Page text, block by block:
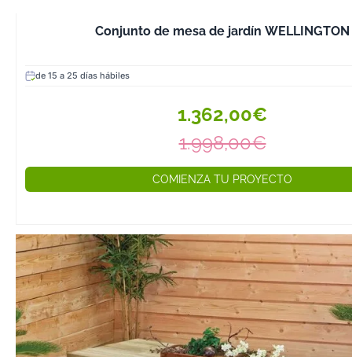
pintarse o
Tipos de
Existen
muebles de
terraza, cada
1. Mesas y
Terraza
Ideales para
comedor
elegante.
Disponibles en
Conjunto de mesa de jardín WELLINGTON
de 15 a 25 días hábiles
1.362,00€
1.998,00€
COMIENZA TU PROYECTO